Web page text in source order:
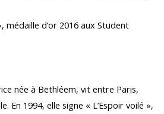
médaille d’or 2016 aux Student
née à Bethléem, vit entre Paris,
En 1994, elle signe « L’Espoir voilé »,